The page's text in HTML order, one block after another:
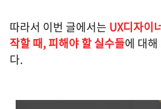
따라서 이번 글에서는 UX디자이
작할 때, 피해야 할 실수들에 대
다.